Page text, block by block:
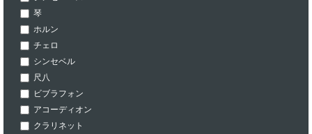
琴
ホルン
チェロ
シンセベル
尺八
ビブラフォン
アコーディオン
クラリネット